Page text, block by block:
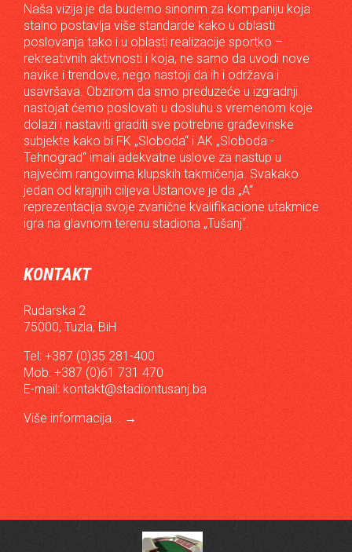
Naša vizija je da budemo sinonim za kompaniju koja
stalno postavlja više standarde kako u oblasti
poslovanja tako i u oblasti realizacije sportko –
rekreativnih aktivnosti i koja, ne samo da uvodi nove
navike i trendove, nego nastoji da ih i održava i
usavršava. Obzirom da smo preduzeće u izgradnji
nastojat ćemo poslovati u dosluhu s vremenom koje
dolazi i nastaviti graditi sve potrebne građevinske
subjekte kako bi FK „Sloboda“ i AK „Sloboda -
Tehnograd“ imali adekvatne uslove za nastup u
najvećim rangovima klupskih takmičenja. Svakako
jedan od krajnjih ciljeva Ustanove je da „A“
reprezentacija svoje zvanične kvalifikacione utakmice
igra na glavnom terenu stadiona „Tušanj“.
KONTAKT
Rudarska 2
75000, Tuzla, BiH
Tel: +387 (0)35 281-400
Mob: +387 (0)61 731 470
E-mail: kontakt@stadiontusanj.ba
Više informacija...
→